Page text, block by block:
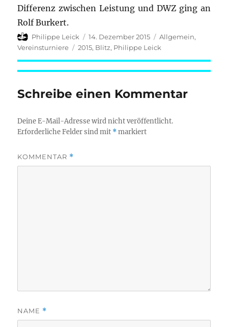
Differenz zwischen Leistung und DWZ ging an
Rolf Burkert.
Autor
Philippe Leick
Veröffentlicht
am
14. Dezember 2015 Kategorien
Allgemein,
Vereinsturniere
Schlagwörter
2015, Blitz, Philippe Leick
Schreibe einen Kommentar
Deine E-Mail-Adresse wird nicht veröffentlicht.
Erforderliche Felder sind mit *markiert
KOMMENTAR *
NAME *